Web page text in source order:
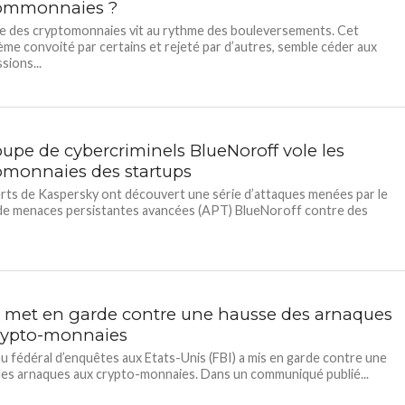
?
des cryptomonnaies vit au rythme des bouleversements. Cet
convoité par certains et rejeté par d’autres, semble céder aux
de cybercriminels BlueNoroff vole les
des startups
de Kaspersky ont découvert une série d’attaques menées par le
menaces persistantes avancées (APT) BlueNoroff contre des
met en garde contre une hausse des arnaques
monnaies
fédéral d’enquêtes aux Etats-Unis (FBI) a mis en garde contre une
arnaques aux crypto-monnaies. Dans un communiqué publié...